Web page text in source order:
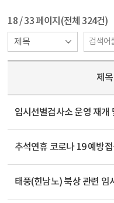
18/ 33 페이지(전체 324건)
제목
임시선별검사소 운영 재개
추석연휴 코로나 19 예방